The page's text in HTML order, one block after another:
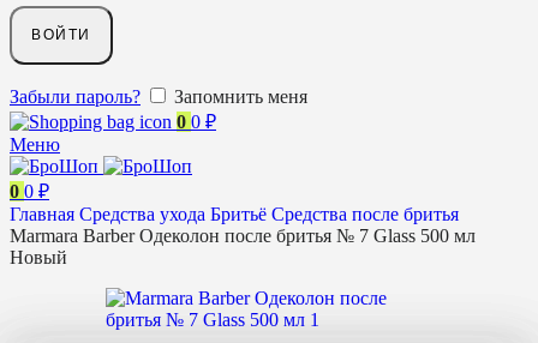
ВОЙТИ
Забыли пароль?
Запомнить меня
0 0 ₽
Меню
0 0 ₽
Главная Средства ухода Бритьё Средства после бритья
Marmara Barber Одеколон после бритья № 7 Glass 500 мл
Новый